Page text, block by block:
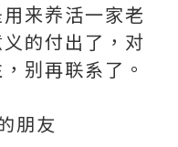
来养活一家老
的付出了，对
别再联系了。
朋友